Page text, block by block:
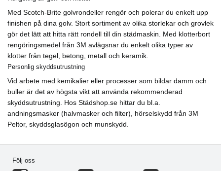
Med Scotch-Brite golvrondeller rengör och polerar du enkelt upp
finishen på dina golv. Stort sortiment av olika storlekar och grovlek
gör det lätt att hitta rätt rondell till din städmaskin. Med klotterbort
rengöringsmedel från 3M avlägsnar du enkelt olika typer av
klotter från tegel, betong, metall och keramik.
Personlig skyddsutrustning
Vid arbete med kemikalier eller processer som bildar damm och
buller är det av högsta vikt att använda rekommenderad
skyddsutrustning. Hos Städshop.se hittar du bl.a.
andningsmasker (halvmasker och filter), hörselskydd från 3M
Peltor, skyddsglasögon och munskydd.
Följ oss